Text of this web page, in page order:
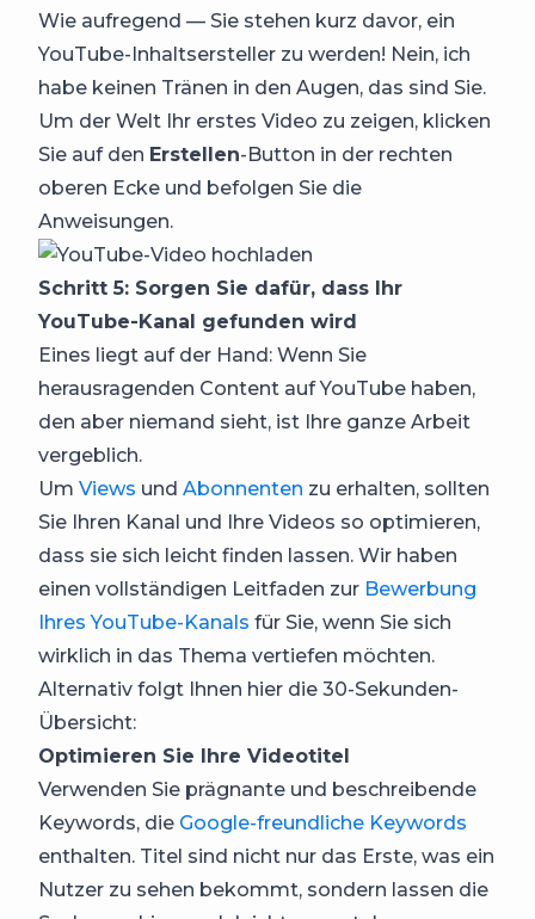
Wie aufregend — Sie stehen kurz davor, ein
YouTube-Inhaltsersteller zu werden! Nein, ich
habe keinen Tränen in den Augen, das sind Sie.
Um der Welt Ihr erstes Video zu zeigen, klicken
Sie auf den Erstellen-Button in der rechten
oberen Ecke und befolgen Sie die
Anweisungen.
Schritt 5: Sorgen Sie dafür, dass Ihr
YouTube-Kanal gefunden wird
Eines liegt auf der Hand: Wenn Sie
herausragenden Content auf YouTube haben,
den aber niemand sieht, ist Ihre ganze Arbeit
vergeblich.
Um Views und Abonnenten zu erhalten, sollten
Sie Ihren Kanal und Ihre Videos so optimieren,
dass sie sich leicht finden lassen. Wir haben
einen vollständigen Leitfaden zur Bewerbung
Ihres YouTube-Kanals für Sie, wenn Sie sich
wirklich in das Thema vertiefen möchten.
Alternativ folgt Ihnen hier die 30-Sekunden-
Übersicht:
Optimieren Sie Ihre Videotitel
Verwenden Sie prägnante und beschreibende
Keywords, die Google-freundliche Keywords
enthalten. Titel sind nicht nur das Erste, was ein
Nutzer zu sehen bekommt, sondern lassen die